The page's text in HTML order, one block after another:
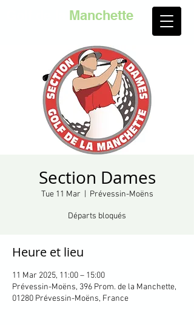
Manchette
Section Dames
Tue 11 Mar Prévessin-Moëns
Départs bloqués
Heure et lieu
11 Mar 2025, 11:00 – 15:00
Prévessin-Moëns, 396 Prom. de la Manchette,
01280 Prévessin-Moëns, France